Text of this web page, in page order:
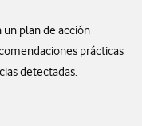
plan de acción
prácticas
detectadas.